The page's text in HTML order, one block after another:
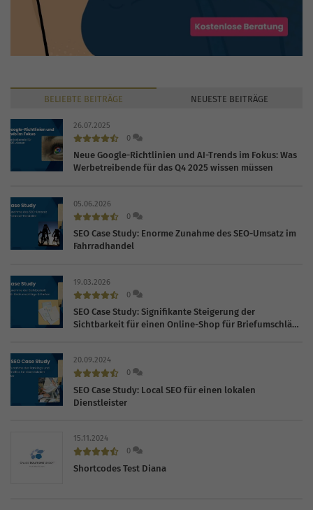
BELIEBTE BEITRÄGE NEUESTE BEITRÄGE
26.07.2025
0
Neue Google-Richtlinien und AI-Trends im Fokus: Was
Werbetreibende für das Q4 2025 wissen müssen
05.06.2026
0
SEO Case Study: Enorme Zunahme des SEO-Umsatz im
Fahrradhandel
19.03.2026
0
SEO Case Study: Signifikante Steigerung der
Sichtbarkeit für einen Online-Shop für Briefumschläge
20.09.2024
0
SEO Case Study: Local SEO für einen lokalen
Dienstleister
15.11.2024
0
Shortcodes Test Diana